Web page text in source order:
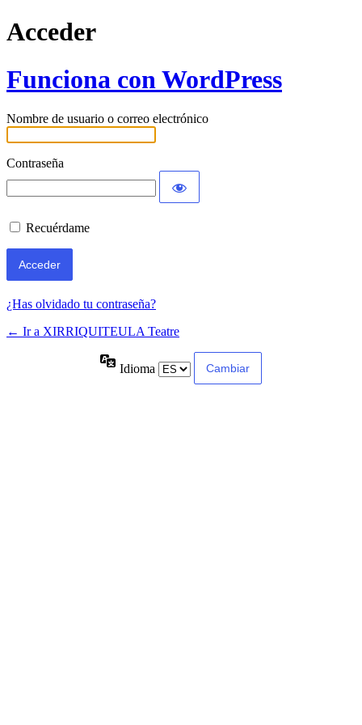
Acceder
Funciona con WordPress
Nombre de usuario o correo electrónico
Contraseña
Recuérdame
¿Has olvidado tu contraseña?
← Ir a XIRRIQUITEULA Teatre
Idioma